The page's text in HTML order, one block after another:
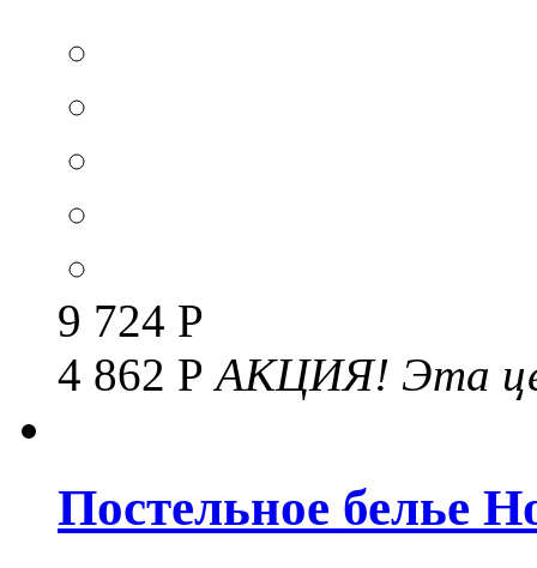
9 724 Р
4 862 Р АКЦИЯ! Эта
Постельное белье